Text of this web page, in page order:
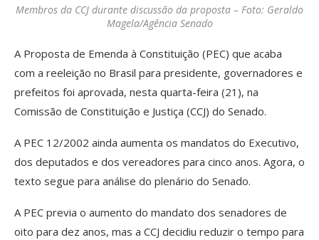
Membros da CCJ durante discussão da proposta – Foto: Geraldo
Magela/Agência Senado
A Proposta de Emenda à Constituição (PEC) que acaba
com a reeleição no Brasil para presidente, governadores e
prefeitos foi aprovada, nesta quarta-feira (21), na
Comissão de Constituição e Justiça (CCJ) do Senado.
A PEC 12/2002 ainda aumenta os mandatos do Executivo,
dos deputados e dos vereadores para cinco anos. Agora, o
texto segue para análise do plenário do Senado.
A PEC previa o aumento do mandato dos senadores de
oito para dez anos, mas a CCJ decidiu reduzir o tempo para